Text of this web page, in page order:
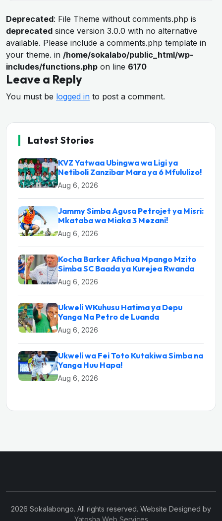
Deprecated: File Theme without comments.php is
deprecated since version 3.0.0 with no alternative
available. Please include a comments.php template in
your theme. in /home/sokalabo/public_html/wp-
includes/functions.php on line 6170
Leave a Reply
You must be logged in to post a comment.
Latest Stories
KVZ Yatwaa Ubingwa wa Ligi ya
Netiboli Zanzibar Mara ya 6 Mfululizo!
Aug 6, 2026
Jammy Simba Agusa Petrojet ya Misri:
Mkataba wa Miaka 3 Mezani!
Aug 6, 2026
Kocha Barker Afichua Mpango Mzito
Simba SC Baada ya Kurejea Rwanda
Aug 6, 2026
Ukweli WKuhusu Hatima ya Depu
Yanga Na Petro de Luanda
Aug 6, 2026
Ukweli wa Fei Toto Kutakiwa Simba na
Yanga Huu Hapa!
Aug 6, 2026
2026 Sokalabongo. All rights reserved. Website Designed by
Yatosha Web Services